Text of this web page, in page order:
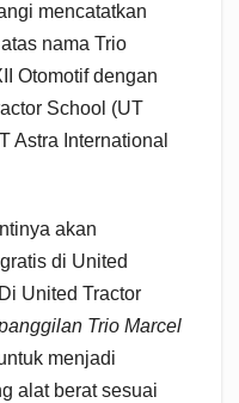
mencatatkan
nama Trio
Otomotif dengan
School (UT
Astra International
akan
di United
United Tractor
Trio Marcel
menjadi
alat berat sesuai